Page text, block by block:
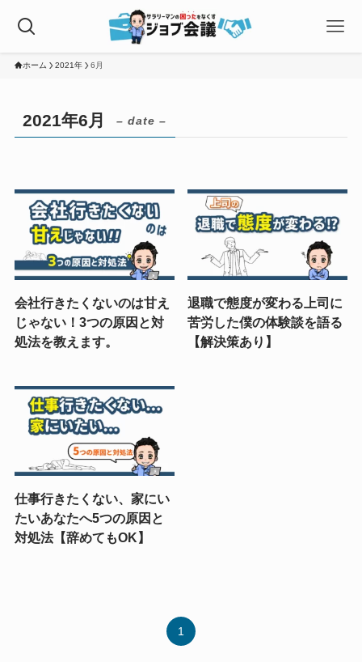
ホーム 2021年 6月
2021年6月 – date –
会社行きたくないのは甘え
じゃない！3つの原因と対
処法を教えます。
退職で態度が変わる上司に
苦労した僕の体験談を語る
【解決策あり】
仕事行きたくない、家にい
たいあなたへ5つの原因と
対処法【辞めてもOK】
1